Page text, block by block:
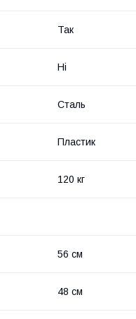
Так
Ні
Сталь
Пластик
120 кг
56 см
48 см